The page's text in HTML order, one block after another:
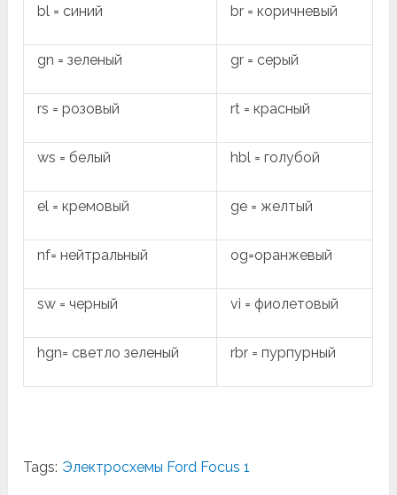
bl = синий br = коричневый
gn = зеленый gr = серый
rs = розовый rt = красный
ws = белый hbl = голубой
el = кремовый ge = желтый
nf= нейтральный og=оранжевый
sw = черный vi = фиолетовый
hgn= светло зеленый rbr = пурпурный
Tags: Электросхемы Ford Focus 1